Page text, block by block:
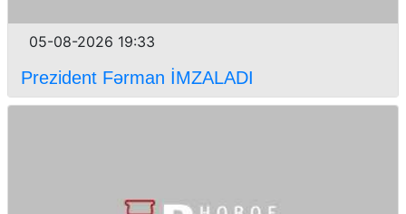
05-08-2026 19:33
Prezident Fərman İMZALADI